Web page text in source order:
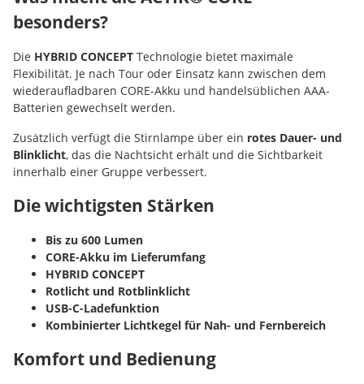
besonders?
Die HYBRID CONCEPT Technologie bietet maximale
Flexibilität. Je nach Tour oder Einsatz kann zwischen dem
wiederaufladbaren CORE-Akku und handelsüblichen AAA-
Batterien gewechselt werden.
Zusätzlich verfügt die Stirnlampe über ein rotes Dauer- und
Blinklicht, das die Nachtsicht erhält und die Sichtbarkeit
innerhalb einer Gruppe verbessert.
Die wichtigsten Stärken
Bis zu 600 Lumen
CORE-Akku im Lieferumfang
HYBRID CONCEPT
Rotlicht und Rotblinklicht
USB-C-Ladefunktion
Kombinierter Lichtkegel für Nah- und Fernbereich
Komfort und Bedienung